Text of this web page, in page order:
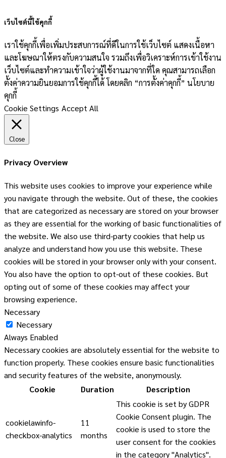
เว็บไซต์นี้ใช้คุกกี้
เราใช้คุกกี้เพื่อเพิ่มประสบการณ์ที่ดีในการใช้เว็บไซต์ แสดงเนื้อหา
และโฆษณาให้ตรงกับความสนใจ รวมถึงเพื่อวิเคราะห์การเข้าใช้งาน
เว็บไซต์และทำความเข้าใจว่าผู้ใช้งานมาจากที่ใด คุณสามารถเลือก
ตั้งค่าความยินยอมการใช้คุกกี้ได้ โดยคลิก “การตั้งค่าคุกกี้” นโยบาย
คุกกี้
Cookie Settings Accept All
Close
Privacy Overview
This website uses cookies to improve your experience while
you navigate through the website. Out of these, the cookies
that are categorized as necessary are stored on your browser
as they are essential for the working of basic functionalities of
the website. We also use third-party cookies that help us
analyze and understand how you use this website. These
cookies will be stored in your browser only with your consent.
You also have the option to opt-out of these cookies. But
opting out of some of these cookies may affect your
browsing experience.
Necessary
Necessary
Always Enabled
Necessary cookies are absolutely essential for the website to
function properly. These cookies ensure basic functionalities
and security features of the website, anonymously.
Cookie
Duration Description
cookielawinfo-
checkbox-analytics
11
months
This cookie is set by GDPR
Cookie Consent plugin. The
cookie is used to store the
user consent for the cookies
in the category "Analytics".